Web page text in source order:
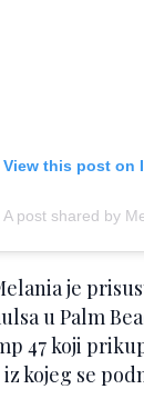
View this post on
A post shared by
je
u Palm
47 koji
kojeg se